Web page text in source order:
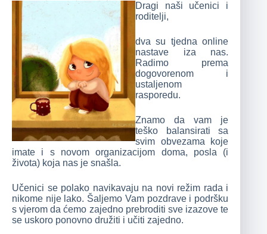
Dragi naši učenici i
roditelji,
dva su tjedna online
nastave iza nas.
Radimo prema
dogovorenom i
ustaljenom
rasporedu.
Znamo da vam je
teško balansirati sa
svim obvezama koje
imate i s novom organizacijom doma, posla (i
života) koja nas je snašla.
Učenici se polako navikavaju na novi režim rada i
nikome nije lako. Šaljemo Vam pozdrave i podršku
s vjerom da ćemo zajedno prebroditi sve izazove te
se uskoro ponovno družiti i učiti zajedno.